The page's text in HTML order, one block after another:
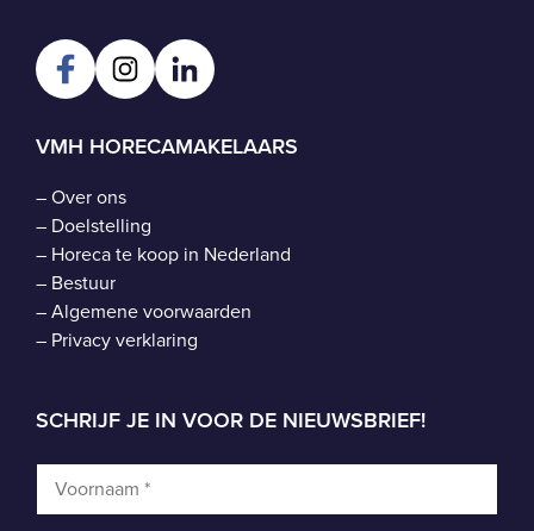
VMH HORECAMAKELAARS
–Over ons
– Doelstelling
– Horeca te koop in Nederland
– Bestuur
–Algemene voorwaarden
– Privacy verklaring
SCHRIJF JE IN VOOR DE NIEUWSBRIEF!